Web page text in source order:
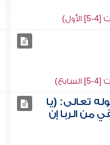
تعالى: (يا
من الربا إن